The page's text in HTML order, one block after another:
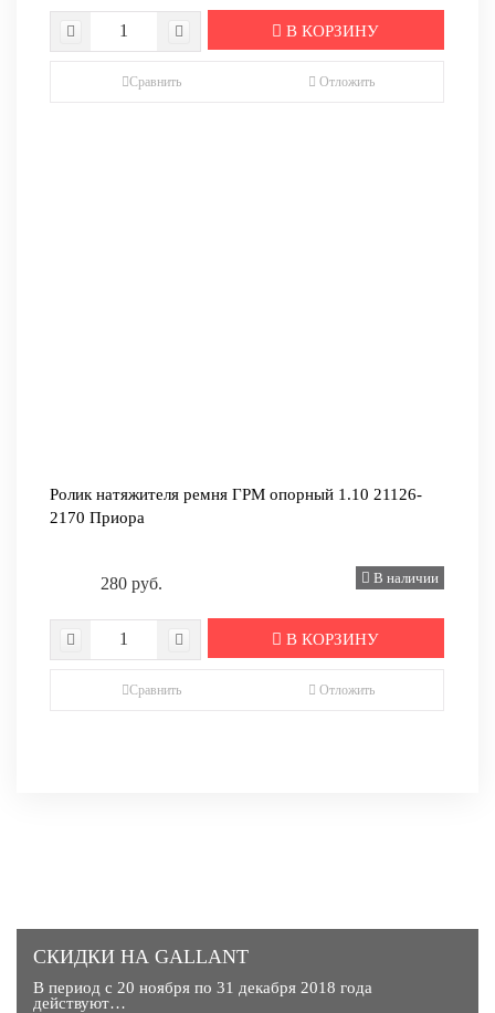
В КОРЗИНУ
Сравнить Отложить
Ролик натяжителя ремня ГРМ опорный 1.10 21126-
2170 Приора
280 руб. В наличии
В КОРЗИНУ
Сравнить Отложить
СКИДКИ НА GALLANT
В период с 20 ноября по 31 декабря 2018 года
действуют…